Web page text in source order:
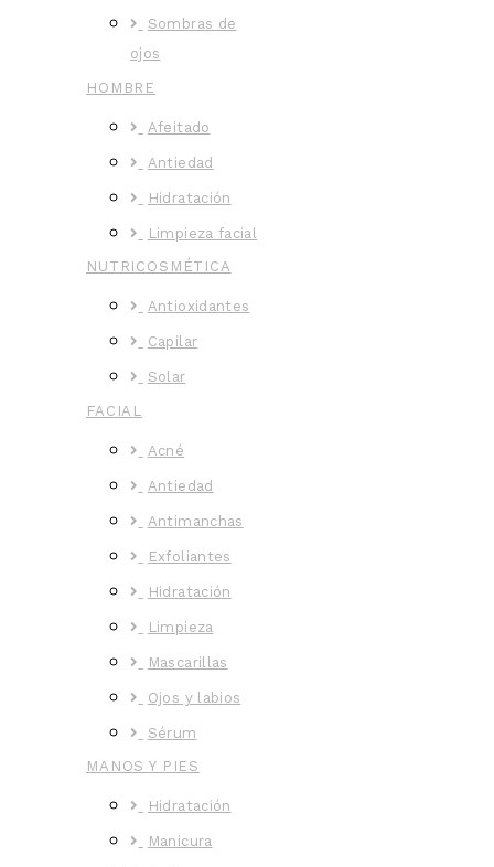
Sombras de
ojos
HOMBRE
Afeitado
Antiedad
Hidratación
Limpieza facial
NUTRICOSMÉTICA
Antioxidantes
Capilar
Solar
FACIAL
Acné
Antiedad
Antimanchas
Exfoliantes
Hidratación
Limpieza
Mascarillas
Ojos y labios
Sérum
MANOS Y PIES
Hidratación
Manicura